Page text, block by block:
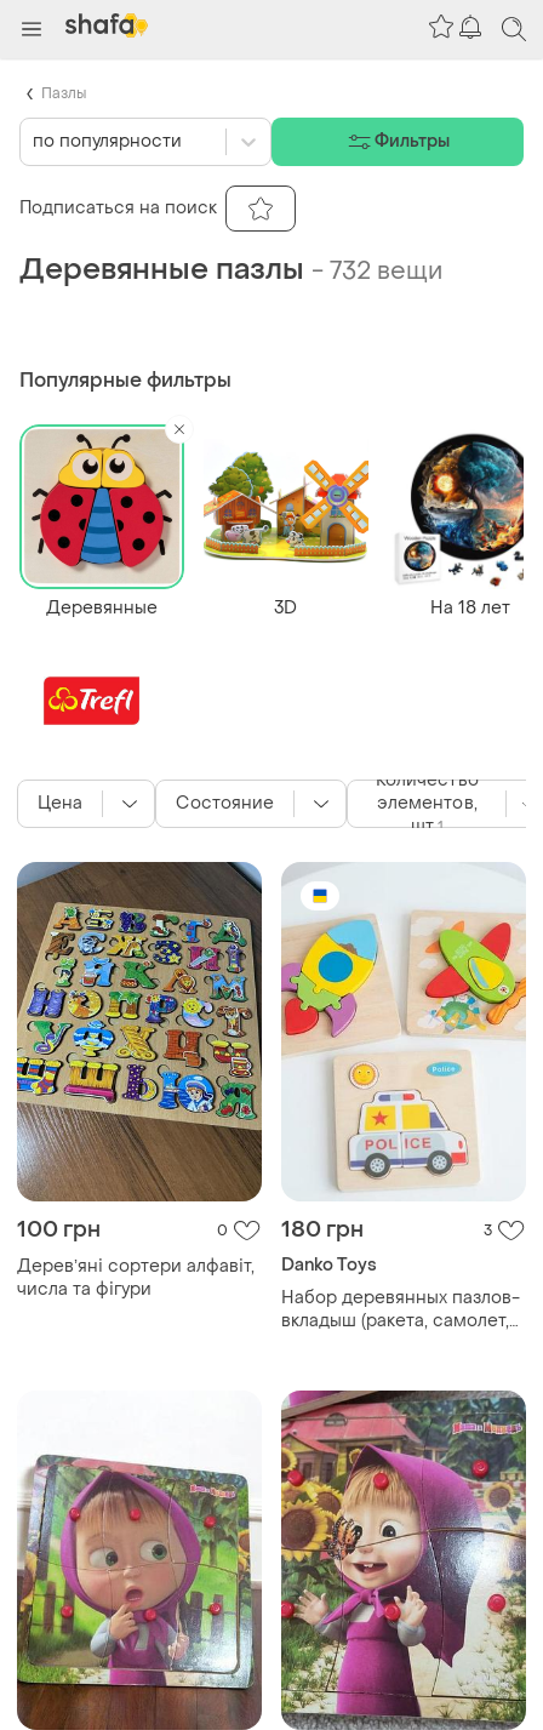
Деревянные пазлы -732 вещи
100 грн 0
Деревʼяні сортери алфавіт,
числа та фігури
180 грн 3
Danko Toys
Набор деревянных пазлов-
вкладыш (ракета, самолет,
Популярные фильтры
Деревянные 3D На 18 лет
Цена Состояние
Количество
элементов,
шт1
по популярности Фильтры
Подписаться на поиск
Пазлы